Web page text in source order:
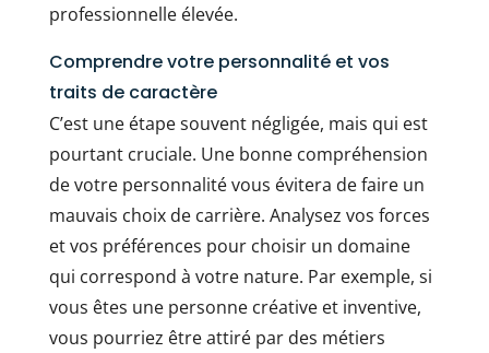
professionnelle élevée.
Comprendre votre personnalité et vos
traits de caractère
C’est une étape souvent négligée, mais qui est
pourtant cruciale. Une bonne compréhension
de votre personnalité vous évitera de faire un
mauvais choix de carrière. Analysez vos forces
et vos préférences pour choisir un domaine
qui correspond à votre nature. Par exemple, si
vous êtes une personne créative et inventive,
vous pourriez être attiré par des métiers